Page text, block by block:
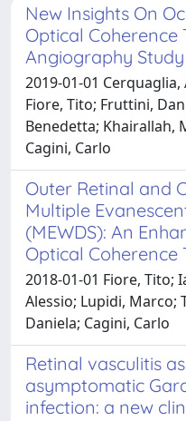
New Insights On
Optical Coherence
Angiography Study
2019-01-01
Fiore, Tito; Fruttini,
Benedetta; Khairallah,
Cagini, Carlo
Outer Retinal and
Multiple
(MEWDS): An
Optical
2018-01-01 Fiore, Tito;
Alessio; Lupidi, Marco;
Daniela; Cagini, Carlo
Retinal vasculitis
asymptomatic
infection: a new